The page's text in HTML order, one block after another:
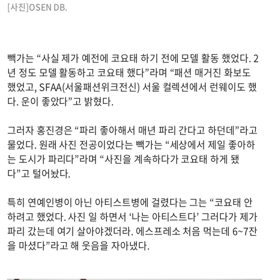
[사진]OSEN DB.
빽가는 “사실 제가 예전에 코요태 하기 전에 모델 활동 했었다. 2
년 정도 모델 활동하고 코요태 했다”라며 “패션 매거진 화보도
했었고, SFAA(서울패션위크전신) 서울 컬렉션에서 런웨이도 했
다. 운이 좋았다”고 밝혔다.
그러자 홍진경은 “파리 좋아해서 매년 파리 간다고 하던데”라고
물었다. 원래 사진 전공이었다는 빽가는 “세상에서 제일 좋아하
는 도시가 파리다”라며 “사진을 계속하다가 코요태 하게 됐
다”고 털어놨다.
특히 연예인병이 아닌 아티스트병에 걸렸다는 그는 “코요태 안
하려고 했었다. 사진 일 하면서 ‘나는 아티스트다’ 그러다가 제가
파리 갔는데 여기 살아야겠더라. 에스프레소 처음 먹는데 6~7잔
을 마셨다”라고 해 웃음을 자아냈다.